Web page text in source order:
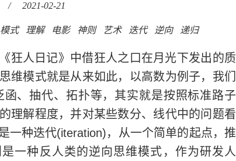
/ 2021-02-21
模式 理解 电影 神则 艺术 迭代 逆向 递归
狂人日记》中借狂人之口在月光下发出的质
维模式就是从来如此，以高数为例子，我们
、抽代、拓扑等，其实就是按照标准路子
理解程度，并对某些数分、线代中的问题看
一种迭代(iteration)，从一个简单的起点，推
一种反人类的逆向思维模式，作为研发人